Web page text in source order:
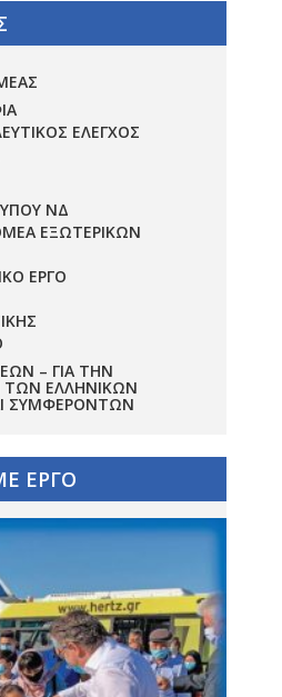
ΕΛΕΓΧΟΣ
ΝΔ
ΕΞΩΤΕΡΙΚΩΝ
ΕΡΓΟ
– ΓΙΑ ΤΗΝ
ΕΛΛΗΝΙΚΏΝ
ΣΥΜΦΕΡΌΝΤΩΝ
ΕΡΓΟ